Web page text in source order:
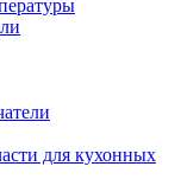
для кухонных